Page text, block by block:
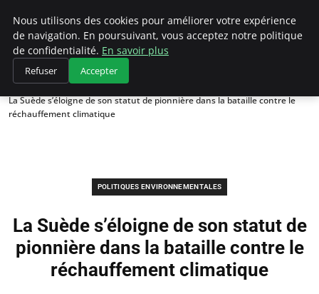
Climategatecountryclub.com
Accueil
Politiques environnementales
La Suède s’éloigne de son statut de pionnière dans la bataille contre le
réchauffement climatique
POLITIQUES ENVIRONNEMENTALES
La Suède s’éloigne de son statut de
pionnière dans la bataille contre le
réchauffement climatique
Nous utilisons des cookies pour améliorer votre expérience
de navigation. En poursuivant, vous acceptez notre politique
de confidentialité. En savoir plus
Refuser Accepter